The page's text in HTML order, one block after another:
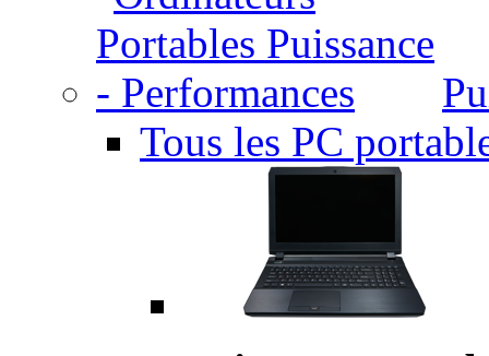
Tous les PC